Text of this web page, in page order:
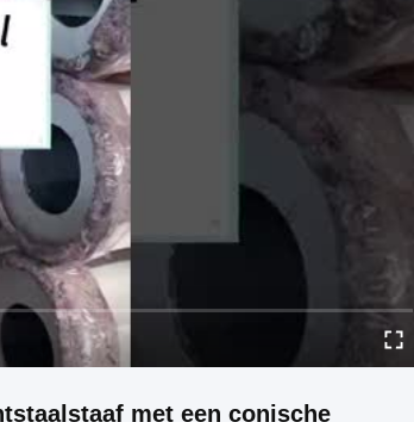
met een conische